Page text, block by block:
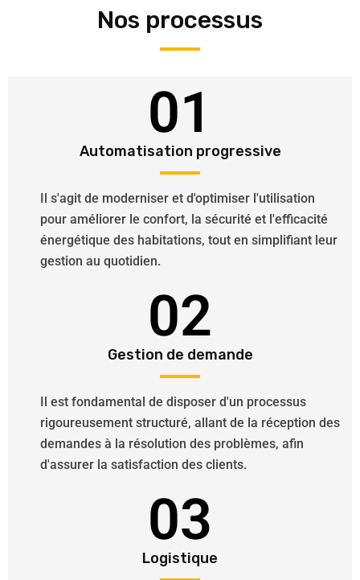
Nos processus
01
Automatisation progressive
Il s'agit de moderniser et d'optimiser l'utilisation
pour améliorer le confort, la sécurité et l'efficacité
énergétique des habitations, tout en simplifiant leur
gestion au quotidien.
02
Gestion de demande
Il est fondamental de disposer d'un processus
rigoureusement structuré, allant de la réception des
demandes à la résolution des problèmes, afin
d'assurer la satisfaction des clients.
03
Logistique